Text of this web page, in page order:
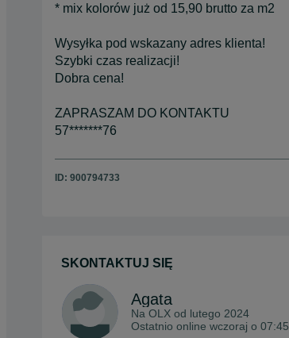
* mix kolorów już od 15,90 brutto za m2
Wysyłka pod wskazany adres klienta!
Szybki czas realizacji!
Dobra cena!
ZAPRASZAM DO KONTAKTU
57*******76
ID: 900794733
SKONTAKTUJ SIĘ
Agata
Na OLX od lutego 2024
Ostatnio online wczoraj o 07:45